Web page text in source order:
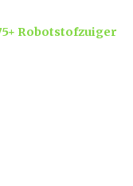
Robotstofzuiger